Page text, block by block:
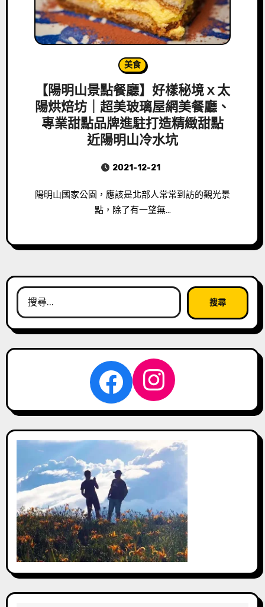
美食
【陽明山景點餐廳】好樣秘境ｘ太
陽烘焙坊｜超美玻璃屋網美餐廳、
專業甜點品牌進駐打造精緻甜點
近陽明山冷水坑
2021-12-21
陽明山國家公園，應該是北部人常常到訪的觀光景
點，除了有一望無…
搜
尋
關
Facebook